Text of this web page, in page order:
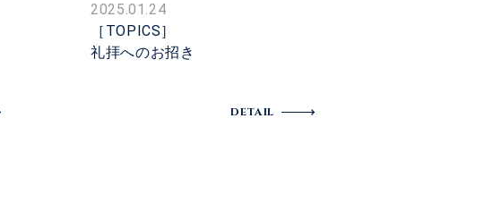
2025.01.24
［TOPICS］
礼拝へのお招き
DETAIL